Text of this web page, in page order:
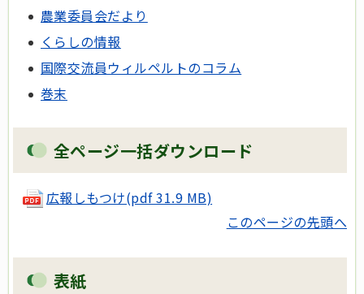
農業委員会だより
くらしの情報
国際交流員ウィルペルトのコラム
巻末
全ページ一括ダウンロード
広報しもつけ(pdf 31.9 MB)
このページの先頭へ
表紙